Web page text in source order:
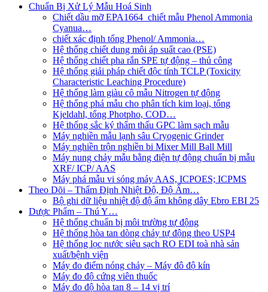
Chuẩn Bị Xử Lý Mẫu Hoá Sinh
Chiết dầu mỡ EPA1664_chiết mẫu Phenol Ammonia
Cyanua…
chiết xác định tổng Phenol/ Ammonia…
Hệ thống chiết dung môi áp suất cao (PSE)
Hệ thống chiết pha rắn SPE tự động – thủ công
Hệ thống giải pháp chiết độc tính TCLP (Toxicity
Characteristic Leaching Procedure)
Hệ thống làm giàu cô mẫu Nitrogen tự động
Hệ thống phá mẫu cho phân tích kim loại, tổng
Kjeldahl, tổng Photpho, COD…
Hệ thống sắc ký thẩm thấu GPC làm sạch mẫu
Máy nghiền mẫu lạnh sâu Cryogenic Grinder
Máy nghiền trộn nghiền bi Mixer Mill Ball Mill
Máy nung chảy mẫu bằng điện tự động chuẩn bị mẫu
XRF/ ICP/ AAS
Máy phá mẫu vi sóng máy AAS, ICPOES; ICPMS
Theo Dõi – Thẩm Định Nhiệt Độ, Độ Ẩm…
Bộ ghi dữ liệu nhiệt độ độ ẩm không dây Ebro EBI 25
Dược Phẩm – Thú Y…
Hệ thống chuẩn bị môi trường tự động
Hệ thống hòa tan dòng chảy tự động theo USP4
Hệ thống lọc nước siêu sạch RO EDI​​ toà nhà sản
xuất/bệnh viện
Máy đo điểm nóng chảy – Máy đô độ kín
Máy đo độ cứng viên thuốc
Máy đo độ hòa tan 8 – 14 vị trí